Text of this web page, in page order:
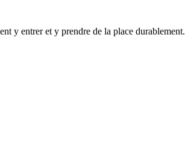
y entrer et y prendre de la place durablement.